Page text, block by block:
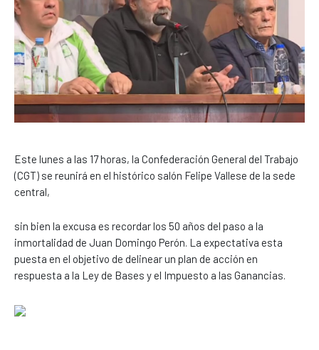
Este lunes a las 17 horas, la Confederación General del Trabajo
(CGT) se reunirá en el histórico salón Felipe Vallese de la sede
central,
sin bien la excusa es recordar los 50 años del paso a la
inmortalidad de Juan Domingo Perón. La expectativa esta
puesta en el objetivo de delinear un plan de acción en
respuesta a la Ley de Bases y el Impuesto a las Ganancias.